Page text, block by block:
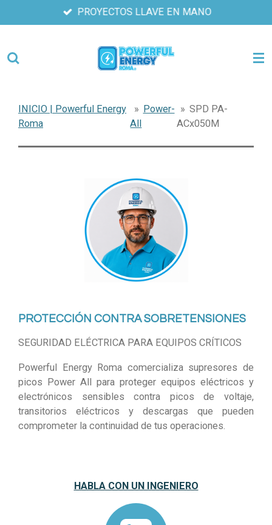
al
principal
PROYECTOS LLAVE EN MANO
INICIO | Powerful Energy
Roma
» Power-
All
» SPD PA-
ACx050M
PROTECCIÓN CONTRA SOBRETENSIONES
SEGURIDAD ELÉCTRICA PARA EQUIPOS CRÍTICOS
Powerful Energy Roma comercializa supresores de
picos Power All para proteger equipos eléctricos y
electrónicos sensibles contra picos de voltaje,
transitorios eléctricos y descargas que pueden
comprometer la continuidad de tus operaciones.
HABLA CON UN INGENIERO